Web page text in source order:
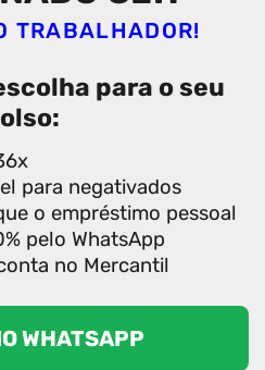
TRABALHADOR!
para o seu
para negativados
o empréstimo pessoal
pelo WhatsApp
no Mercantil
WHATSAPP